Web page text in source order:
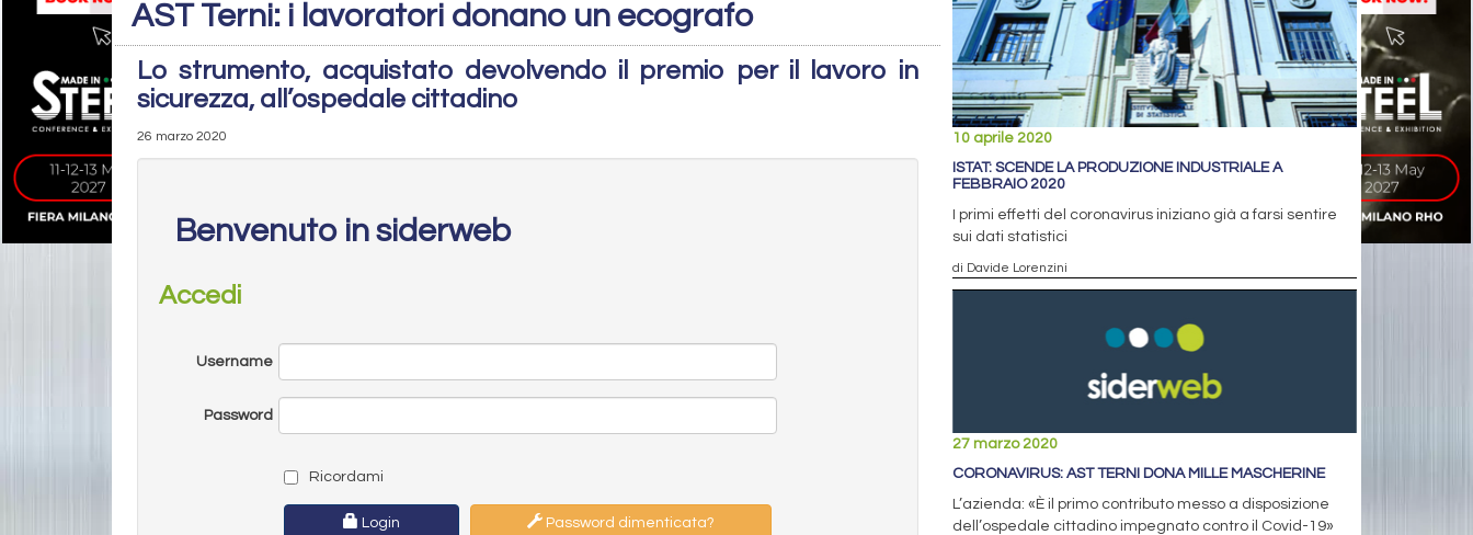
AST Terni: i lavoratori donano un ecografo
Lo strumento, acquistato devolvendo il premio per il lavoro in
sicurezza, all’ospedale cittadino
26 marzo 2020
Benvenuto in siderweb
Accedi
Username
Password
Ricordami
Login Password dimenticata?
10 aprile 2020
ISTAT: SCENDE LA PRODUZIONE INDUSTRIALE A
FEBBRAIO 2020
I primi effetti del coronavirus iniziano già a farsi sentire
sui dati statistici
di Davide Lorenzini
27 marzo 2020
CORONAVIRUS: AST TERNI DONA MILLE MASCHERINE
L’azienda: «È il primo contributo messo a disposizione
dell’ospedale cittadino impegnato contro il Covid-19»